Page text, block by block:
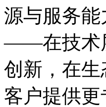
源与服务能
——在技术
创新，
客户提供更